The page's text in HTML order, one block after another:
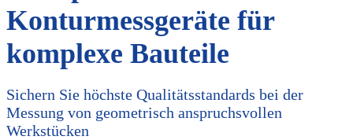
Konturmessgeräte für
komplexe Bauteile
Sichern Sie höchste Qualitätsstandards bei der
Messung von geometrisch anspruchsvollen
Werkstücken